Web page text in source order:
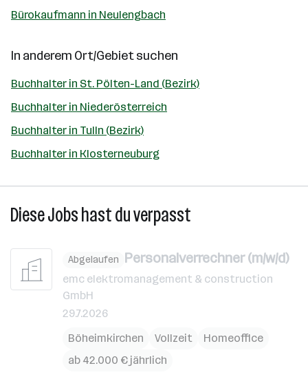
Bürokaufmann in Neulengbach
In anderem Ort/Gebiet suchen
Buchhalter in St. Pölten-Land (Bezirk)
Buchhalter in Niederösterreich
Buchhalter in Tulln (Bezirk)
Buchhalter in Klosterneuburg
Diese Jobs hast du verpasst
Abgelaufen Personalverrechner (m/w/d)
emc elektromanagement & construction
GmbH
29.7.2026
Böheimkirchen
Vollzeit
Homeoffice
ab 42.000 € jährlich